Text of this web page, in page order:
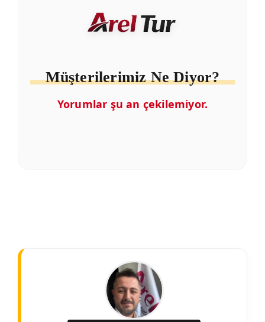
Müşterilerimiz Ne Diyor?
Yorumlar şu an çekilemiyor.